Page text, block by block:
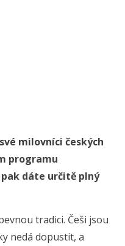
milovníci českých
programu
dáte určitě plný
tradici. Češi jsou
nedá dopustit, a